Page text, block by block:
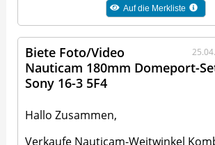
Auf die Merkliste
Biete Foto/Video
Nauticam 180mm Domeport-
Sony 16-3 5F4
Hallo Zusammen,
Verkaufe Nauticam-Weitwinkel